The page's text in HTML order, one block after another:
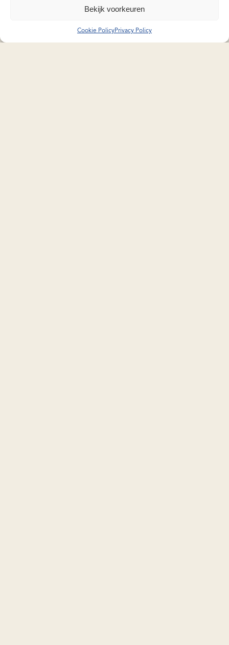
Bekijk voorkeuren
Cookie PolicyPrivacy Policy